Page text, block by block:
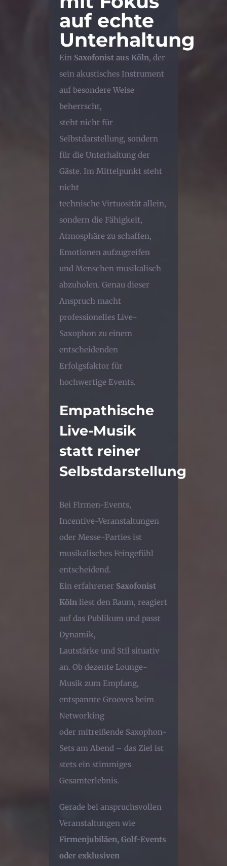
auf echte
Unterhaltung
Ein Saxofonist aus Köln, der
sein akustisches Instrument
auf besondere Weise
beherrscht,
steht nicht für
Selbstdarstellung, sondern
für die Unterhaltung der
Gäste. Im Mittelpunkt steht
nicht
technische Virtuosität allein,
sondern die Fähigkeit,
Atmosphäre zu schaffen,
Emotionen aufzugreifen
und Menschen musikalisch
abzuholen. Genau dieser
Anspruch macht
professionelles Live-
Saxophon zu einem
entscheidenden
Erfolgsfaktor für
hochwertige Events.
Empathische
Live-Musik
statt reiner
Selbstdarstellung
Bei Firmen-Events,
Incentive-Veranstaltungen
oder Messe-Parties ist
musikalisches Feingefühl
entscheidend.
Ein erfahrener Saxofonist
Köln liest den Raum, reagiert
auf das Publikum und passt
Dynamik,
Lautstärke und Stil situativ
an. Ob dezente Lounge-
Musik zum Empfang,
entspannte Grooves beim
Networking
oder mitreißende Saxophon-
Sets am Abend – das Ziel ist
stets ein stimmiges
Gesamterlebnis.
Gerade bei anspruchsvollen
Veranstaltungen wie
Firmenjubiläen, Golf-Events
oder exklusiven